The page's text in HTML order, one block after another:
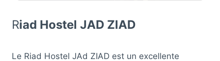
Riad Hostel JAD ZIAD
Le Riad Hostel JAd ZIAD est un excellente